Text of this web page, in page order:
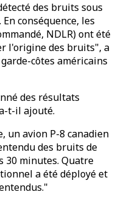
des bruits sous
conséquence, les
NDLR) ont été
l'origine des bruits", a
côtes américains
des résultats
t-il ajouté.
un avion P-8 canadien
des bruits de
30 minutes. Quatre
a été déployé et